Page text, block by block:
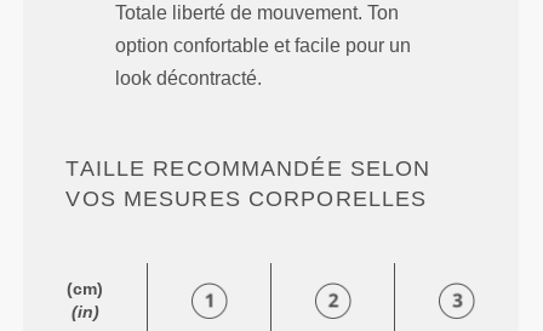
Totale liberté de mouvement. Ton
option confortable et facile pour un
look décontracté.
TAILLE RECOMMANDÉE SELON
VOS MESURES CORPORELLES
(cm)
(in)